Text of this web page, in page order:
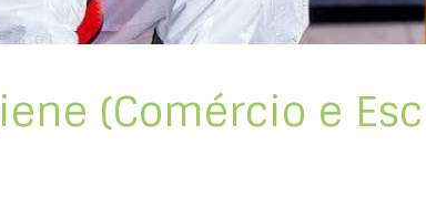
(Comércio e